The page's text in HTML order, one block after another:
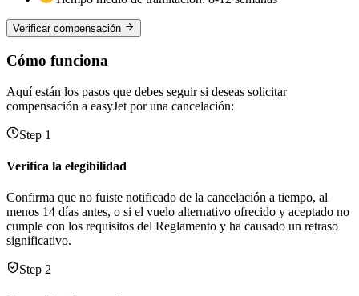
Verificar compensación
Cómo funciona
Aquí están los pasos que debes seguir si deseas solicitar
compensación a easyJet por una cancelación:
Step 1
Verifica la elegibilidad
Confirma que no fuiste notificado de la cancelación a tiempo, al
menos 14 días antes, o si el vuelo alternativo ofrecido y aceptado no
cumple con los requisitos del Reglamento y ha causado un retraso
significativo.
Step 2